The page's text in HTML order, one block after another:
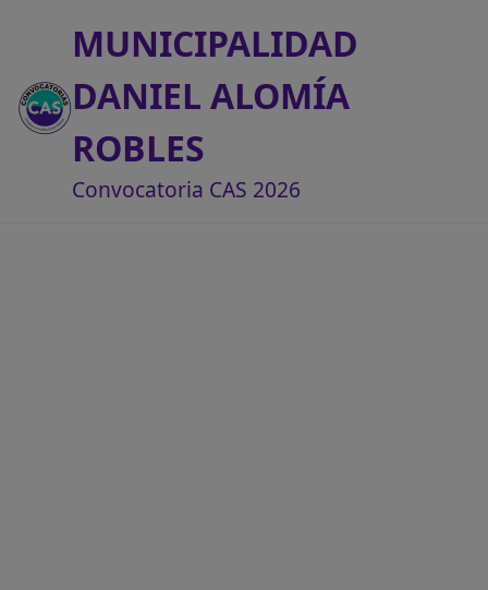
MUNICIPALIDAD
DANIEL ALOMÍA
ROBLES
Convocatoria CAS 2026